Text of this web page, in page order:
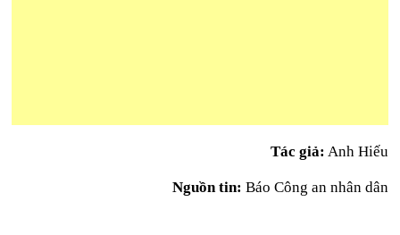
Tác giả: Anh Hiếu
Nguồn tin: Báo Công an nhân dân